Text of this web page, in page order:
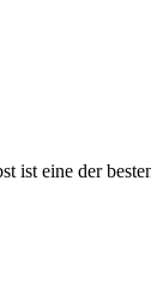
ist eine der